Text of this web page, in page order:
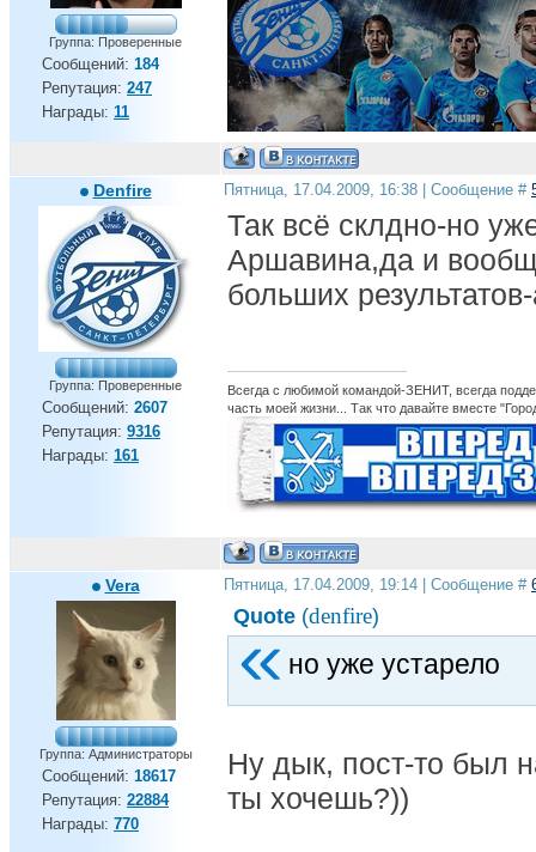
Группа: Проверенные
Сообщений: 184
Репутация: 247
Награды: 11
Denfire
Группа: Проверенные
Сообщений: 2607
Репутация: 9316
Награды: 161
Пятница, 17.04.2009, 16:38 | Сообщение #
Так всё склдно-но
Аршавина,да и
больших
Всегда с любимой командой-ЗЕНИТ, всегда
часть моей жизни... Так что давайте вместе
Vera
Группа: Администраторы
Сообщений: 18617
Репутация: 22884
Награды: 770
Пятница, 17.04.2009, 19:14 | Сообщение #
Quote (denfire)
но уже устарело
Ну дык, пост-то был
ты хочешь?))